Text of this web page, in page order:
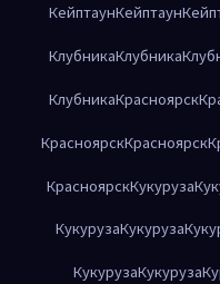
КейптаунКейптаун
КлубникаКлубника
КлубникаКрасноярск
КрасноярскКрасноярск
КрасноярскКукуруза
КукурузаКукуруза
КукурузаКукуруза